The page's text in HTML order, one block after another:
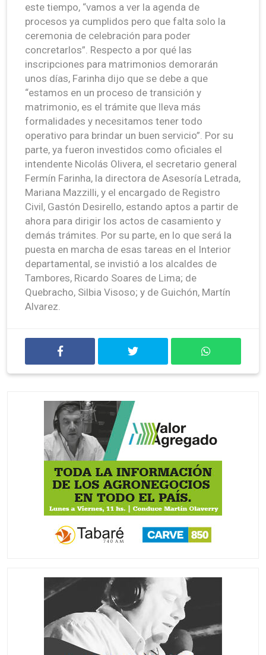
este tiempo, “vamos a ver la agenda de
procesos ya cumplidos pero que falta solo la
ceremonia de celebración para poder
concretarlos”. Respecto a por qué las
inscripciones para matrimonios demorarán
unos días, Farinha dijo que se debe a que
“estamos en un proceso de transición y
matrimonio, es el trámite que lleva más
formalidades y necesitamos tener todo
operativo para brindar un buen servicio”. Por su
parte, ya fueron investidos como oficiales el
intendente Nicolás Olivera, el secretario general
Fermín Farinha, la directora de Asesoría Letrada,
Mariana Mazzilli, y el encargado de Registro
Civil, Gastón Desirello, estando aptos a partir de
ahora para dirigir los actos de casamiento y
demás trámites. Por su parte, en lo que será la
puesta en marcha de esas tareas en el Interior
departamental, se invistió a los alcaldes de
Tambores, Ricardo Soares de Lima; de
Quebracho, Silbia Visoso; y de Guichón, Martín
Alvarez.